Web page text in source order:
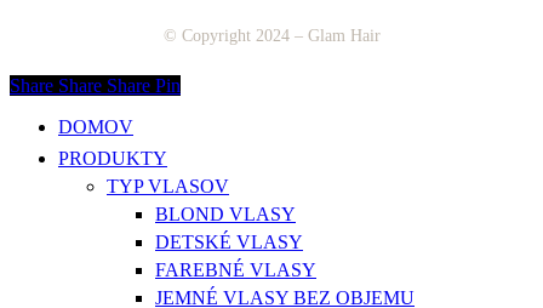
© Copyright 2024 – Glam Hair
Share Share Share Pin
Close
DOMOV
PRODUKTY
TYP VLASOV
BLOND VLASY
DETSKÉ VLASY
FAREBNÉ VLASY
JEMNÉ VLASY BEZ OBJEMU